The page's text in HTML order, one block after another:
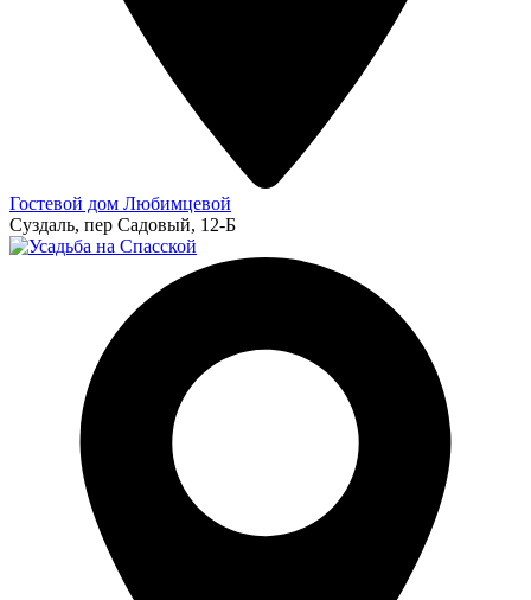
Гостевой дом Любимцевой
Суздаль, пер Садовый, 12-Б